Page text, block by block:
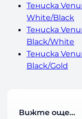
Тениска
White/Black
Тениска
Black/White
Тениска
Black/Gold
Вижте още…